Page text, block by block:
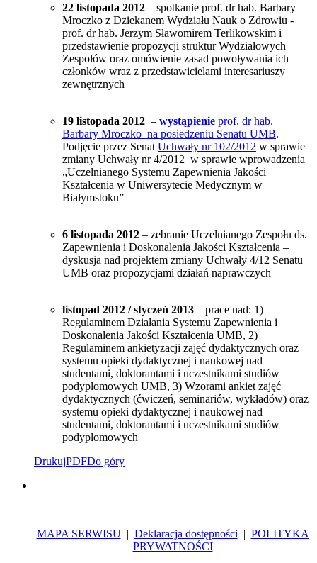
22 listopada 2012 – spotkanie prof. dr hab. Barbary
Mroczko z Dziekanem Wydziału Nauk o Zdrowiu -
prof. dr hab. Jerzym Sławomirem Terlikowskim i
przedstawienie propozycji struktur Wydziałowych
Zespołów oraz omówienie zasad powoływania ich
członków wraz z przedstawicielami interesariuszy
zewnętrznych
19 listopada 2012 – wystąpienie prof. dr hab.
Barbary Mroczko na posiedzeniu Senatu UMB.
Podjęcie przez Senat Uchwały nr 102/2012 w sprawie
zmiany Uchwały nr 4/2012 w sprawie wprowadzenia
„Uczelnianego Systemu Zapewnienia Jakości
Kształcenia w Uniwersytecie Medycznym w
Białymstoku”
6 listopada 2012 – zebranie Uczelnianego Zespołu ds.
Zapewnienia i Doskonalenia Jakości Kształcenia –
dyskusja nad projektem zmiany Uchwały 4/12 Senatu
UMB oraz propozycjami działań naprawczych
listopad 2012 / styczeń 2013 – prace nad: 1)
Regulaminem Działania Systemu Zapewnienia i
Doskonalenia Jakości Kształcenia UMB, 2)
Regulaminem ankietyzacji zajęć dydaktycznych oraz
systemu opieki dydaktycznej i naukowej nad
studentami, doktorantami i uczestnikami studiów
podyplomowych UMB, 3) Wzorami ankiet zajęć
dydaktycznych (ćwiczeń, seminariów, wykładów) oraz
systemu opieki dydaktycznej i naukowej nad
studentami, doktorantami i uczestnikami studiów
podyplomowych
DrukujPDFDo góry
MAPA SERWISU| Deklaracja dostępności | POLITYKA
PRYWATNOŚCI